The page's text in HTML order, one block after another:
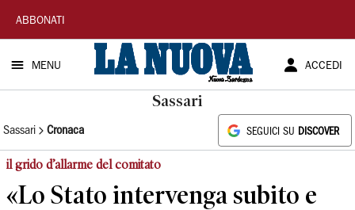
La
Nuova
Sardegna
ABBONATI
MENU ACCEDI
Sassari
Sassari Cronaca SEGUICI SU DISCOVER
il grido d’allarme del comitato
«Lo Stato intervenga subito e